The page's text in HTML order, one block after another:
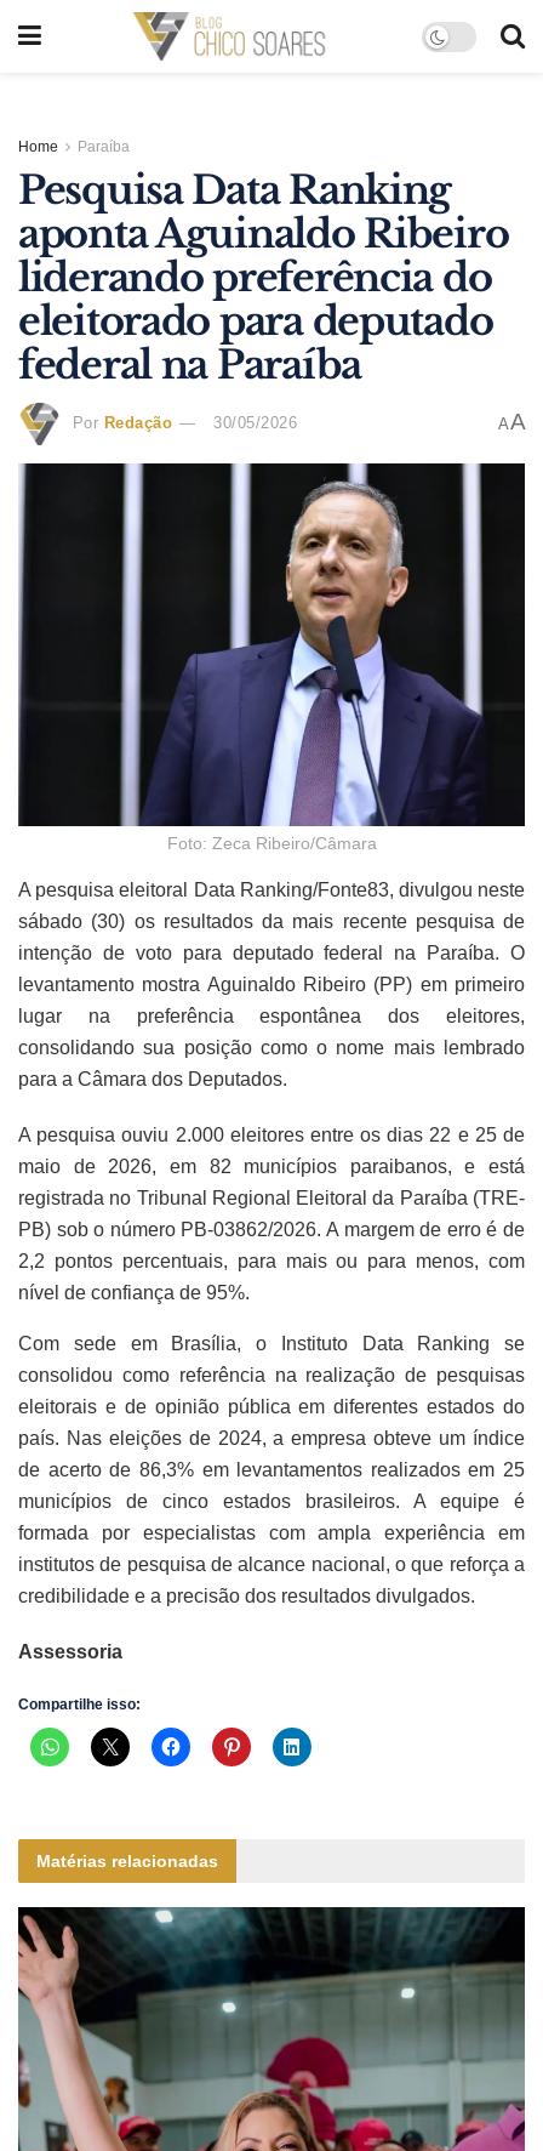
Home Paraíba
Pesquisa Data Ranking
aponta Aguinaldo Ribeiro
liderando preferência do
eleitorado para deputado
federal na Paraíba
Por Redação 30/05/2026 AA
Foto: Zeca Ribeiro/Câmara
A pesquisa eleitoral Data Ranking/Fonte83, divulgou neste
sábado (30) os resultados da mais recente pesquisa de
intenção de voto para deputado federal na Paraíba. O
levantamento mostra Aguinaldo Ribeiro (PP) em primeiro
lugar na preferência espontânea dos eleitores,
consolidando sua posição como o nome mais lembrado
para a Câmara dos Deputados.
A pesquisa ouviu 2.000 eleitores entre os dias 22 e 25 de
maio de 2026, em 82 municípios paraibanos, e está
registrada no Tribunal Regional Eleitoral da Paraíba (TRE-
PB) sob o número PB-03862/2026. A margem de erro é de
2,2 pontos percentuais, para mais ou para menos, com
nível de confiança de 95%.
Com sede em Brasília, o Instituto Data Ranking se
consolidou como referência na realização de pesquisas
eleitorais e de opinião pública em diferentes estados do
país. Nas eleições de 2024, a empresa obteve um índice
de acerto de 86,3% em levantamentos realizados em 25
municípios de cinco estados brasileiros. A equipe é
formada por especialistas com ampla experiência em
institutos de pesquisa de alcance nacional, o que reforça a
credibilidade e a precisão dos resultados divulgados.
Assessoria
Compartilhe isso:
Matérias relacionadas